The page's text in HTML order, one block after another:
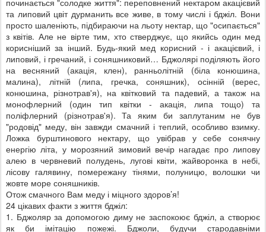
починається "солодке життя": переповнений нектаром акацієвий
та липовий цвіт дурманить все живе, в тому числі і бджіл. Вони
просто шаленіють, підбираючи на льоту нектар, що "осипається"
з квітів. Але не вірте тим, хто стверджує, що якийсь один мед
корисніший за інший. Будь-який мед корисний - і акацієвий, і
липовий, і гречаний, і соняшниковий… Бджолярі поділяють його
на весняний (акація, клен), ранньолітній (біла конюшина,
малина), літній (липа, гречка, соняшник), осінній (верес,
конюшина, різнотрав'я), на квітковий та падевий, а також на
монофлерний (один тип квітки - акація, липа тощо) та
поліфлерний (різнотрав'я). Та яким би заплутаним не був
"родовід" меду, він завжди смачний і теплий, особливо взимку.
Ложка бурштинового нектару, що увібрав у себе сонячну
енергію літа, у морозяний зимовий вечір нагадає про липову
алею в червневий полудень, лугові квіти, жайворонка в небі,
лісову галявину, помережану тінями, полуницю, волошки чи
жовте море соняшників.
Отож смачного Вам меду і міцного здоров’я!
24 цікавих факти з життя бджіл:
1. Бджоляр за допомогою диму не заспокоює бджіл, а створює
як би імітацію пожежі. Бджоли, будучи стародавніми